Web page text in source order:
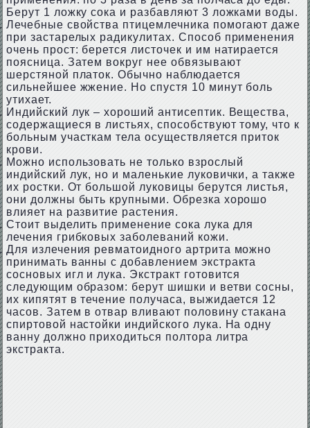
Берут 1 ложку сока и разбавляют 3 ложками воды.
Лечебные свойства птицемлечника помогают даже
при застарелых радикулитах. Способ применения
очень прост: берется листочек и им натирается
поясница. Затем вокруг нее обвязывают
шерстяной платок. Обычно наблюдается
сильнейшее жжение. Но спустя 10 минут боль
утихает.
Индийский лук – хороший антисептик. Вещества,
содержащиеся в листьях, способствуют тому, что к
больным участкам тела осуществляется приток
крови.
Можно использовать не только взрослый
индийский лук, но и маленькие луковички, а также
их ростки. От большой луковицы берутся листья,
они должны быть крупными. Обрезка хорошо
влияет на развитие растения.
Стоит выделить применение сока лука для
лечения грибковых заболеваний кожи.
Для излечения ревматоидного артрита можно
принимать ванны с добавлением экстракта
сосновых игл и лука. Экстракт готовится
следующим образом: берут шишки и ветви сосны,
их кипятят в течение получаса, выжидается 12
часов. Затем в отвар вливают половину стакана
спиртовой настойки индийского лука. На одну
ванну должно приходиться полтора литра
экстракта.